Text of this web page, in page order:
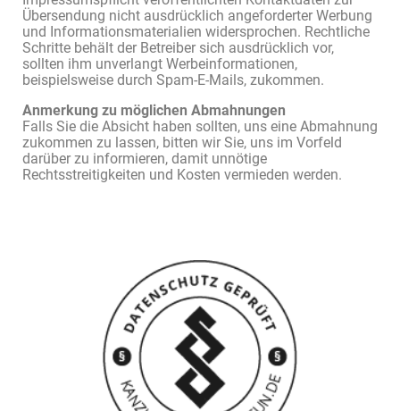
Übersendung nicht ausdrücklich angeforderter Werbung
und Informationsmaterialien widersprochen. Rechtliche
Schritte behält der Betreiber sich ausdrücklich vor,
sollten ihm unverlangt Werbeinformationen,
beispielsweise durch Spam-E-Mails, zukommen.
Anmerkung zu möglichen Abmahnungen
Falls Sie die Absicht haben sollten, uns eine Abmahnung
zukommen zu lassen, bitten wir Sie, uns im Vorfeld
darüber zu informieren, damit unnötige
Rechtsstreitigkeiten und Kosten vermieden werden.